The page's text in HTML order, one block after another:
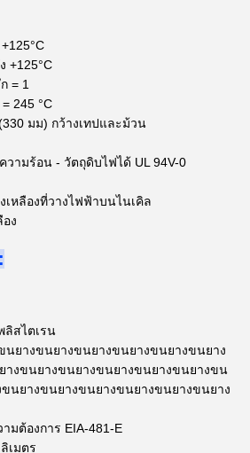
+125°C
= 1
245 °C
มม) กว้างเทปและม้วน
ามร้อน - วัตถุดิบไฟได้ UL 94V-0
หลืองที่วางไฟฟ้าบนไนเคิล
ง
ลิสไตเรน
นยางขนยางขนยางขนยางขนยางขนยาง
งขนยางขนยางขนยางขนยางขนยางขน
นยางขนยางขนยางขนยางขนยางขนยาง
มต้องการ EIA-481-E
เมตร